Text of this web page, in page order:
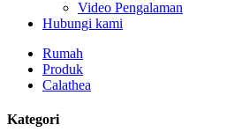
Video Pengalaman
Hubungi kami
Rumah
Produk
Calathea
Kategori